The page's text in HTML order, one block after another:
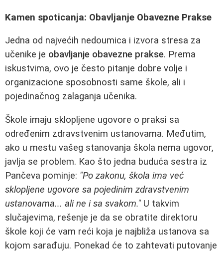
Kamen spoticanja: Obavljanje Obavezne Prakse
Jedna od najvećih nedoumica i izvora stresa za
učenike je obavljanje obavezne prakse. Prema
iskustvima, ovo je često pitanje dobre volje i
organizacione sposobnosti same škole, ali i
pojedinačnog zalaganja učenika.
Škole imaju sklopljene ugovore o praksi sa
određenim zdravstvenim ustanovama. Međutim,
ako u mestu vašeg stanovanja škola nema ugovor,
javlja se problem. Kao što jedna buduća sestra iz
Pančeva pominje: "Po zakonu, škola ima već
sklopljene ugovore sa pojedinim zdravstvenim
ustanovama... ali ne i sa svakom." U takvim
slučajevima, rešenje je da se obratite direktoru
škole koji će vam reći koja je najbliža ustanova sa
kojom sarađuju. Ponekad će to zahtevati putovanje